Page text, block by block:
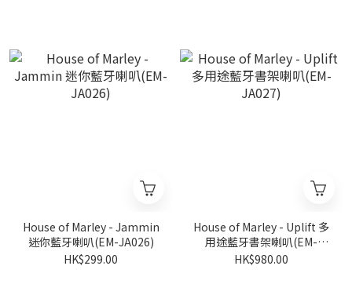
House of Marley - Jammin
迷你藍牙喇叭(EM-JA026)
HK$299.00
House of Marley - Uplift 多
用途藍牙書架喇叭(EM-
JA027)
HK$980.00